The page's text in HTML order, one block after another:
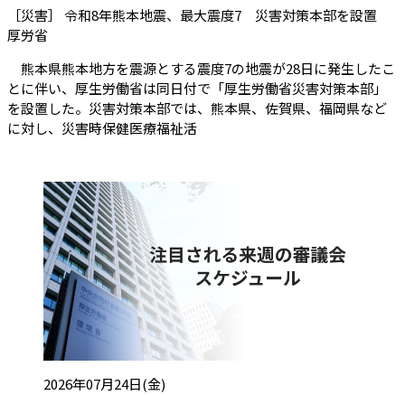
［災害］ 令和8年熊本地震、最大震度7 災害対策本部を設置
厚労省（会員限定記事）
熊本県熊本地方を震源とする震度7の地震が28日に発生したこ
とに伴い、厚生労働省は同日付で「厚生労働省災害対策本部」
を設置した。災害対策本部では、熊本県、佐賀県、福岡県など
に対し、災害時保健医療福祉活
投稿日:2026年07月24日(金)